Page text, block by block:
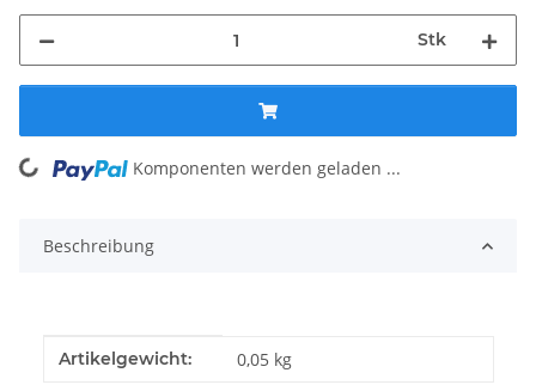
Stk
Loading... Komponenten werden geladen ...
Beschreibung
Produkteigenschaft
Wert
Artikelgewicht: 0,05 kg